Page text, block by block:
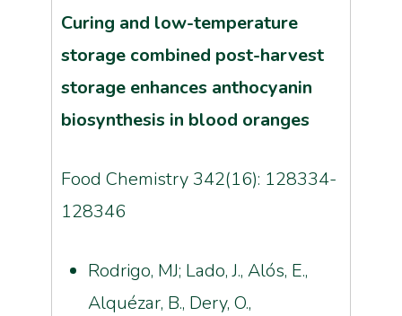
Curing and low-temperature
storage combined post-harvest
storage enhances anthocyanin
biosynthesis in blood oranges
Food Chemistry 342(16): 128334-
128346
Rodrigo, MJ; Lado, J., Alós, E.,
Alquézar, B., Dery, O.,